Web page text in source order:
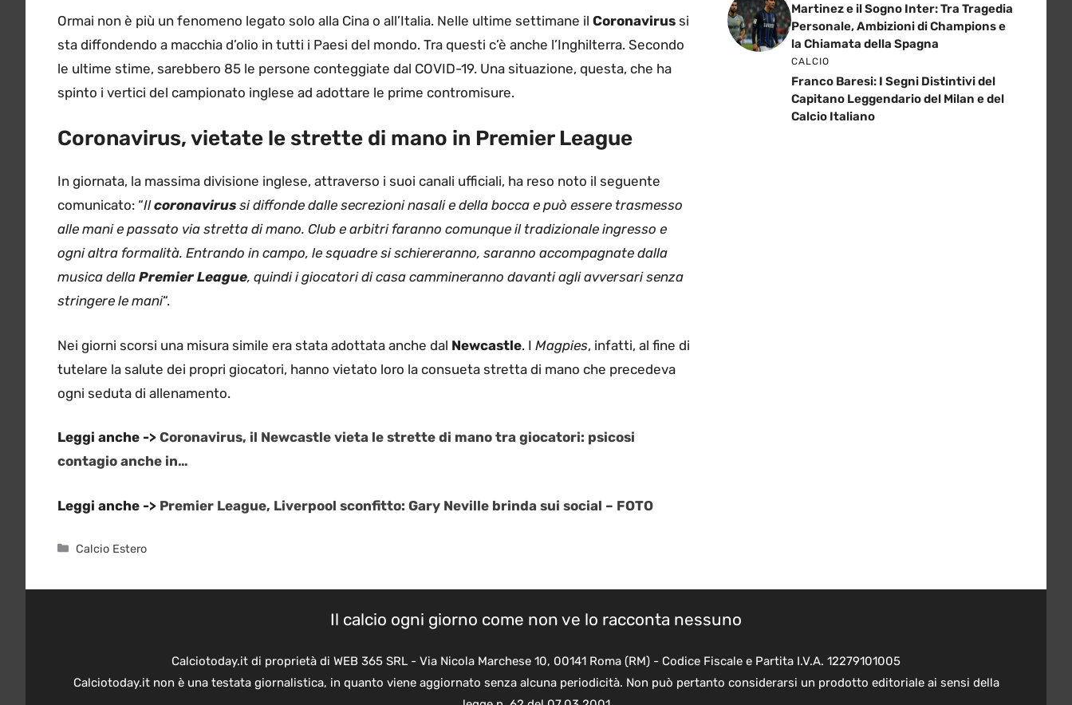
Ormai non è più un fenomeno legato solo alla Cina o all’Italia. Nelle ultime settimane il Coronavirus si
sta diffondendo a macchia d’olio in tutti i Paesi del mondo. Tra questi c’è anche l’Inghilterra. Secondo
le ultime stime, sarebbero 85 le persone conteggiate dal COVID-19. Una situazione, questa, che ha
spinto i vertici del campionato inglese ad adottare le prime contromisure.
Coronavirus, vietate le strette di mano in Premier League
In giornata, la massima divisione inglese, attraverso i suoi canali ufficiali, ha reso noto il seguente
comunicato: “Ilcoronavirus si diffonde dalle secrezioni nasali e della bocca e può essere trasmesso
alle mani e passato via stretta di mano. Club e arbitri faranno comunque il tradizionale ingresso e
ogni altra formalità. Entrando in campo, le squadre si schiereranno, saranno accompagnate dalla
musica della Premier League, quindi i giocatori di casa cammineranno davanti agli avversari senza
stringere le mani“.
Nei giorni scorsi una misura simile era stata adottata anche dal Newcastle. I Magpies, infatti, al fine di
tutelare la salute dei propri giocatori, hanno vietato loro la consueta stretta di mano che precedeva
ogni seduta di allenamento.
Leggi anche -> Coronavirus, il Newcastle vieta le strette di mano tra giocatori: psicosi
contagio anche in…
Leggi anche -> Premier League, Liverpool sconfitto: Gary Neville brinda sui social – FOTO
Categorie
Calcio Estero
Martinez e il Sogno Inter: Tra Tragedia
Personale, Ambizioni di Champions e
la Chiamata della Spagna
CALCIO
Franco Baresi: I Segni Distintivi del
Capitano Leggendario del Milan e del
Calcio Italiano
Il calcio ogni giorno come non ve lo racconta nessuno
Calciotoday.it di proprietà di WEB 365 SRL - Via Nicola Marchese 10, 00141 Roma (RM) - Codice Fiscale e Partita I.V.A. 12279101005
Calciotoday.it non è una testata giornalistica, in quanto viene aggiornato senza alcuna periodicità. Non può pertanto considerarsi un prodotto editoriale ai sensi della